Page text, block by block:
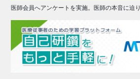
医師会員へアンケートを実施。医師の本音に迫り